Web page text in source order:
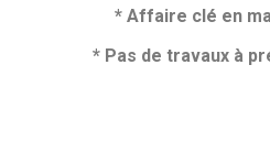
* Affaire clé en
* Pas de travaux à